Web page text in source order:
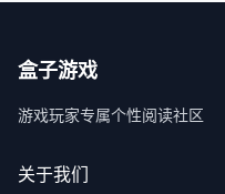
盒子游戏
游戏玩家专属个性阅读社区
关于我们